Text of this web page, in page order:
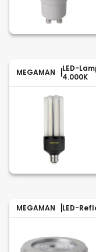
MEGAMAN
LED-
4.000K
MEGAMAN LED-